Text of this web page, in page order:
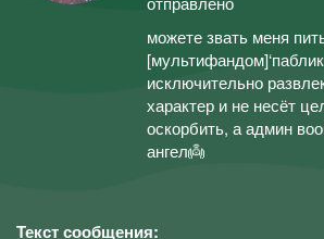
можете звать меня
исключительно
характер и не несёт
оскорбить, а админ
ангел👼
Текст сообщения: